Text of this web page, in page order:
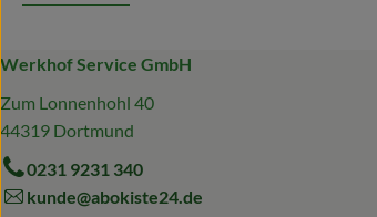
Werkhof Service GmbH
Zum Lonnenhohl 40
44319 Dortmund
0231 9231 340
kunde@abokiste24.de